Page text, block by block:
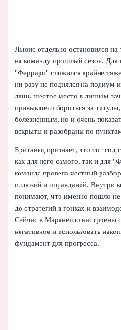
Льюис отдельно остановился на
на команду прошлый сезон. Для
"Феррари" сложился крайне
ни разу не поднялся на подиум
лишь шестое место в личном
привыкшего бороться за титулы,
болезненным, но и очень
вскрыты и разобраны по
Британец признаёт, что тот год
как для него самого, так и для
команда провела честный
иллюзий и оправданий. Внутри
понимают, что именно пошло не
до стратегий в гонках и
Сейчас в Маранелло настроены
негативное и использовать
фундамент для прогресса.